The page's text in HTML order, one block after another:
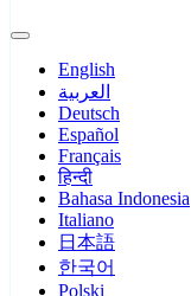
English
العربية
Deutsch
Español
Français
हिन्दी
Bahasa Indonesia
Italiano
日本語
한국어
Polski